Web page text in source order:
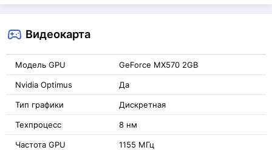
Видеокарта
Модель GPU GeForce MX570 2GB
Nvidia Optimus Да
Тип графики Дискретная
Техпроцесс 8 нм
Частота GPU 1155 МГц